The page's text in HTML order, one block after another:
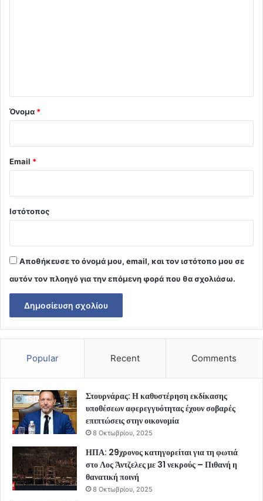
Όνομα *
Email *
Ιστότοπος
Αποθήκευσε το όνομά μου, email, και τον ιστότοπο μου σε
αυτόν τον πλοηγό για την επόμενη φορά που θα σχολιάσω.
Popular Recent Comments
Στουρνάρας: Η καθυστέρηση εκδίκασης
υποθέσεων αφερεγγυότητας έχουν σοβαρές
επιπτώσεις στην οικονομία
8 Οκτωβρίου, 2025
ΗΠΑ: 29χρονος κατηγορείται για τη φωτιά
στο Λος Άντζελες με 31 νεκρούς – Πιθανή η
θανατική ποινή
8 Οκτωβρίου, 2025